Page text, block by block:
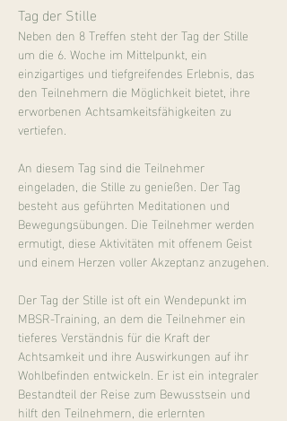
Tag der Stille
Neben den 8 Treffen steht der Tag der Stille
um die 6. Woche im Mittelpunkt, ein
einzigartiges und tiefgreifendes Erlebnis, das
den Teilnehmern die Möglichkeit bietet, ihre
erworbenen Achtsamkeitsfähigkeiten zu
vertiefen.
An diesem Tag sind die Teilnehmer
eingeladen, die Stille zu genießen. Der Tag
besteht aus geführten Meditationen und
Bewegungsübungen. Die Teilnehmer werden
ermutigt, diese Aktivitäten mit offenem Geist
und einem Herzen voller Akzeptanz anzugehen.
Der Tag der Stille ist oft ein Wendepunkt im
MBSR-Training, an dem die Teilnehmer ein
tieferes Verständnis für die Kraft der
Achtsamkeit und ihre Auswirkungen auf ihr
Wohlbefinden entwickeln. Er ist ein integraler
Bestandteil der Reise zum Bewusstsein und
hilft den Teilnehmern, die erlernten